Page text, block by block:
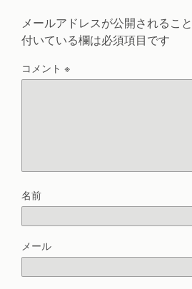
メールアドレスが公開されるこ
付いている欄は必須項目です
コメント ※
名前
メール